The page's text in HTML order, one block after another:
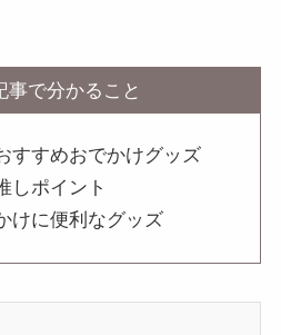
事で分かること
すすめおでかけグッズ
しポイント
けに便利なグッズ